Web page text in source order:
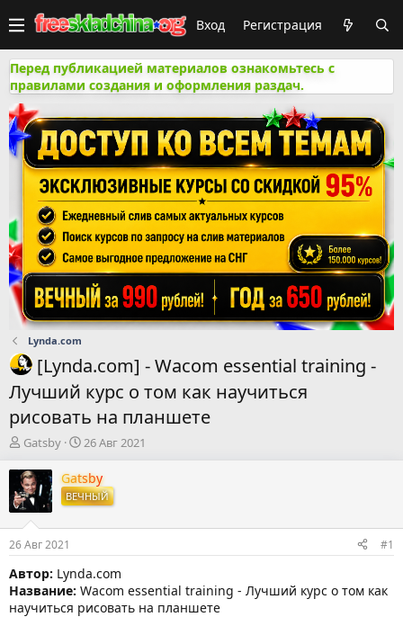
Вход Регистрация
Перед публикацией материалов ознакомьтесь с
правилами создания и оформления раздач.
Lynda.com
[Lynda.com] - Wacom essential training -
Лучший курс о том как научиться
рисовать на планшете
А
т
о
р
т
е
м
ы
Gatsby
Д
т
а
н
а
л
а
26 Авг 2021
Gatsby
ВЕЧНЫЙ
26 Авг 2021 #1
Автор: Lynda.com
Название: Wacom essential training - Лучший курс о том как
научиться рисовать на планшете